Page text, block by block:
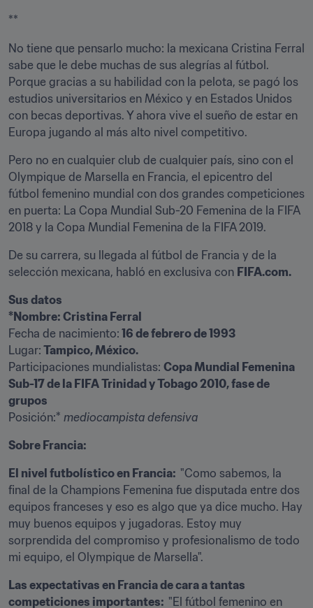
**
No tiene que pensarlo mucho: la mexicana Cristina Ferral
sabe que le debe muchas de sus alegrías al fútbol.
Porque gracias a su habilidad con la pelota, se pagó los
estudios universitarios en México y en Estados Unidos
con becas deportivas. Y ahora vive el sueño de estar en
Europa jugando al más alto nivel competitivo.
Pero no en cualquier club de cualquier país, sino con el
Olympique de Marsella en Francia, el epicentro del
fútbol femenino mundial con dos grandes competiciones
en puerta: La Copa Mundial Sub-20 Femenina de la FIFA
2018 y la Copa Mundial Femenina de la FIFA 2019.
De su carrera, su llegada al fútbol de Francia y de la
selección mexicana, habló en exclusiva con FIFA.com.
Sus datos
Fecha de nacimiento:
Lugar:
Participaciones mundialistas: Copa Mundial Femenina
Sub-17 de la FIFA Trinidad y Tobago 2010, fase de
Posición:* mediocampista defensiva
Sobre Francia:
El nivel futbolístico en Francia: "Como sabemos, la
final de la Champions Femenina fue disputada entre dos
equipos franceses y eso es algo que ya dice mucho. Hay
muy buenos equipos y jugadoras. Estoy muy
sorprendida del compromiso y profesionalismo de todo
mi equipo, el Olympique de Marsella".
Las expectativas en Francia de cara a tantas
competiciones importantes: "El fútbol femenino en